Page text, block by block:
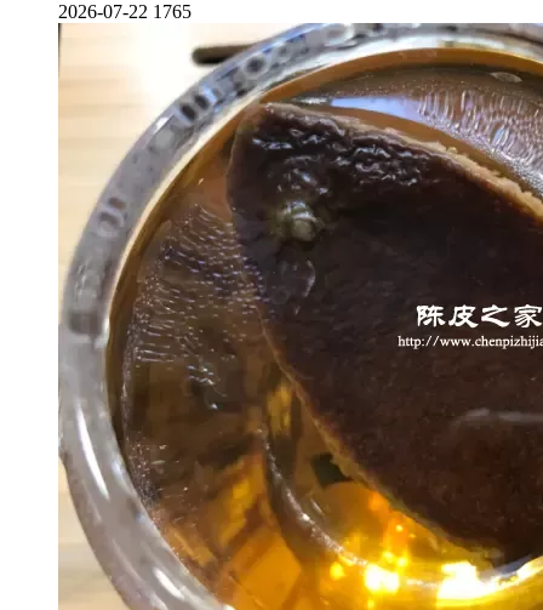
2026-07-22 1765